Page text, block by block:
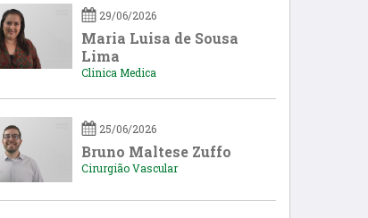
29/06/2026
Maria Luisa de Sousa
Lima
Clinica Medica
25/06/2026
Bruno Maltese Zuffo
Cirurgião Vascular